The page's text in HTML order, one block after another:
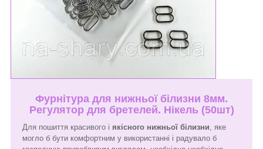
Фурнітура для нижньої білизни 8мм.
Регулятор для бретелей. Нікель (50шт)
Для пошиття красивого і якісного нижньої білизни , яке
могло б бути комфортним у використанні і радувало б